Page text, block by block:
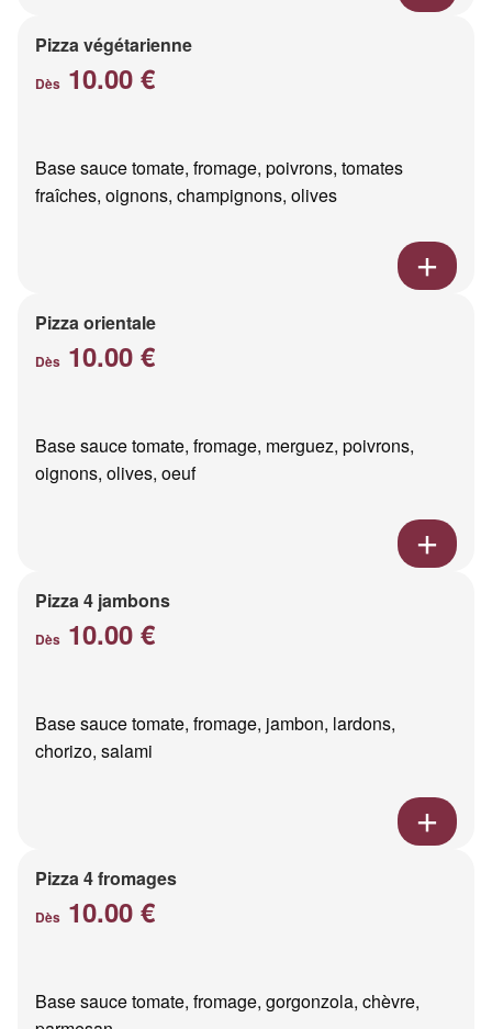
Pizza végétarienne
Dès 10.00 €
Base sauce tomate, fromage, poivrons, tomates
fraîches, oignons, champignons, olives
Pizza orientale
Dès 10.00 €
Base sauce tomate, fromage, merguez, poivrons,
oignons, olives, oeuf
Pizza 4 jambons
Dès 10.00 €
Base sauce tomate, fromage, jambon, lardons,
chorizo, salami
Pizza 4 fromages
Dès 10.00 €
Base sauce tomate, fromage, gorgonzola, chèvre,